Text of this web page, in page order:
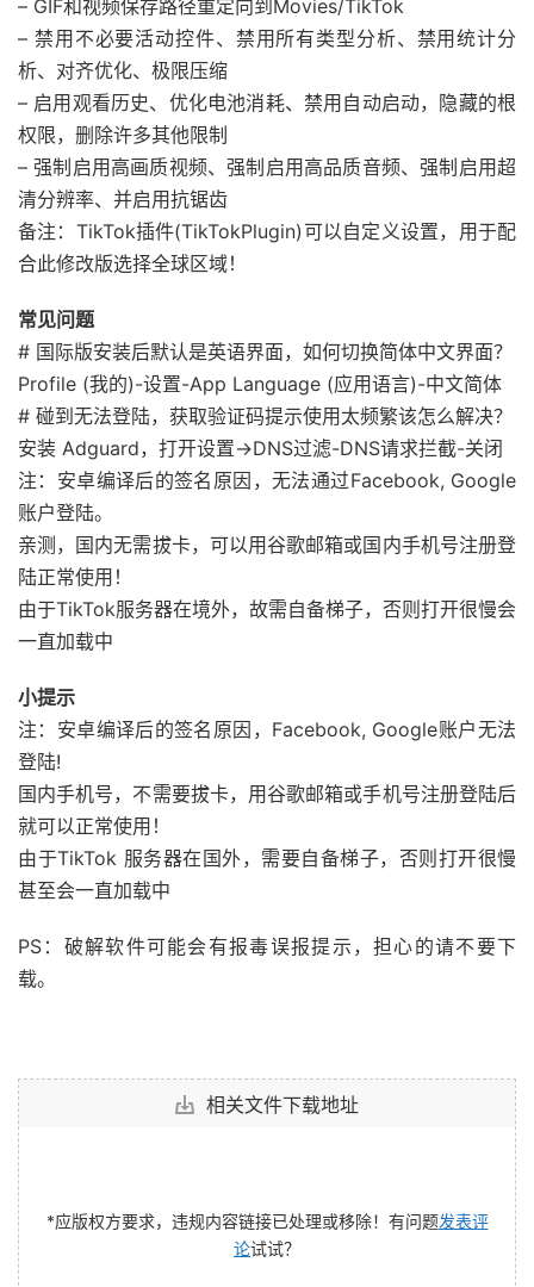
– GIF和视频保存路径重定向到Movies/TikTok
– 禁用不必要活动控件、禁用所有类型分析、禁用统计分
析、对齐优化、极限压缩
– 启用观看历史、优化电池消耗、禁用自动启动，隐藏的根
权限，删除许多其他限制
– 强制启用高画质视频、强制启用高品质音频、强制启用超
清分辨率、并启用抗锯齿
备注：TikTok插件(TikTokPlugin)可以自定义设置，用于配
合此修改版选择全球区域！
常见问题
# 国际版安装后默认是英语界面，如何切换简体中文界面？
Profile (我的)-设置-App Language (应用语言)-中文简体
# 碰到无法登陆，获取验证码提示使用太频繁该怎么解决？
安装 Adguard，打开设置->DNS过滤-DNS请求拦截-关闭
注：安卓编译后的签名原因，无法通过Facebook, Google
账户登陆。
亲测，国内无需拔卡，可以用谷歌邮箱或国内手机号注册登
陆正常使用！
由于TikTok服务器在境外，故需自备梯子，否则打开很慢会
一直加载中
小提示
注：安卓编译后的签名原因，Facebook, Google账户无法
登陆!
国内手机号，不需要拔卡，用谷歌邮箱或手机号注册登陆后
就可以正常使用！
由于TikTok 服务器在国外，需要自备梯子，否则打开很慢
甚至会一直加载中
PS：破解软件可能会有报毒误报提示，担心的请不要下
载。
相关文件下载地址
*应版权方要求，违规内容链接已处理或移除！有问题发表评
论试试？